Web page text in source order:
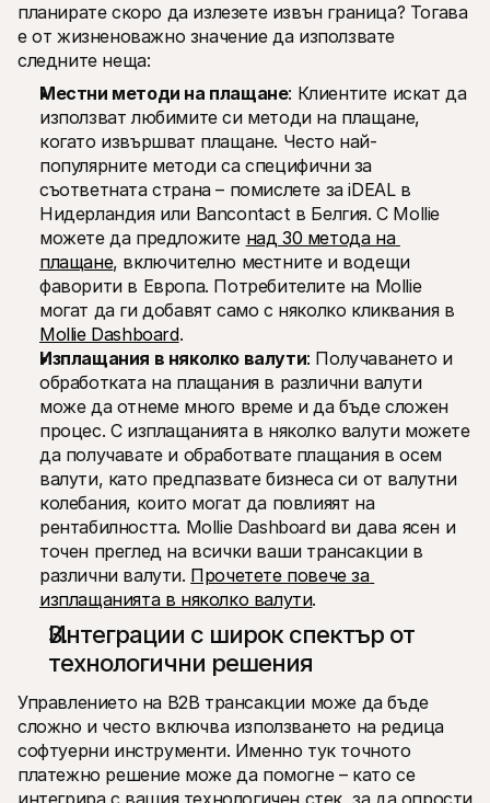
планирате скоро да излезете извън граница? Тогава
е от жизненоважно значение да използвате
следните неща:
Местни методи на плащане: Клиентите искат да
използват любимите си методи на плащане,
когато извършват плащане. Често най-
популярните методи са специфични за
съответната страна – помислете за iDEAL в
Нидерландия или Bancontact в Белгия. С Mollie
можете да предложите над 30 метода на
плащане, включително местните и водещи
фаворити в Европа. Потребителите на Mollie
Mollie Dashboard.
Изплащания в няколко валути: Получаването и
обработката на плащания в различни валути
може да отнеме много време и да бъде сложен
процес. С изплащанията в няколко валути можете
да получавате и обработвате плащания в осем
валути, като предпазвате бизнеса си от валутни
колебания, които могат да повлияят на
рентабилността. Mollie Dashboard ви дава ясен и
точен преглед на всички ваши трансакции в
различни валути. Прочетете повече за
изплащанията в няколко валути.
Интеграции с широк спектър от
технологични решения
Управлението на B2B трансакции може да бъде
сложно и често включва използването на редица
софтуерни инструменти. Именно тук точното
платежно решение може да помогне – като се
интегрира с вашия технологичен стек, за да опрости